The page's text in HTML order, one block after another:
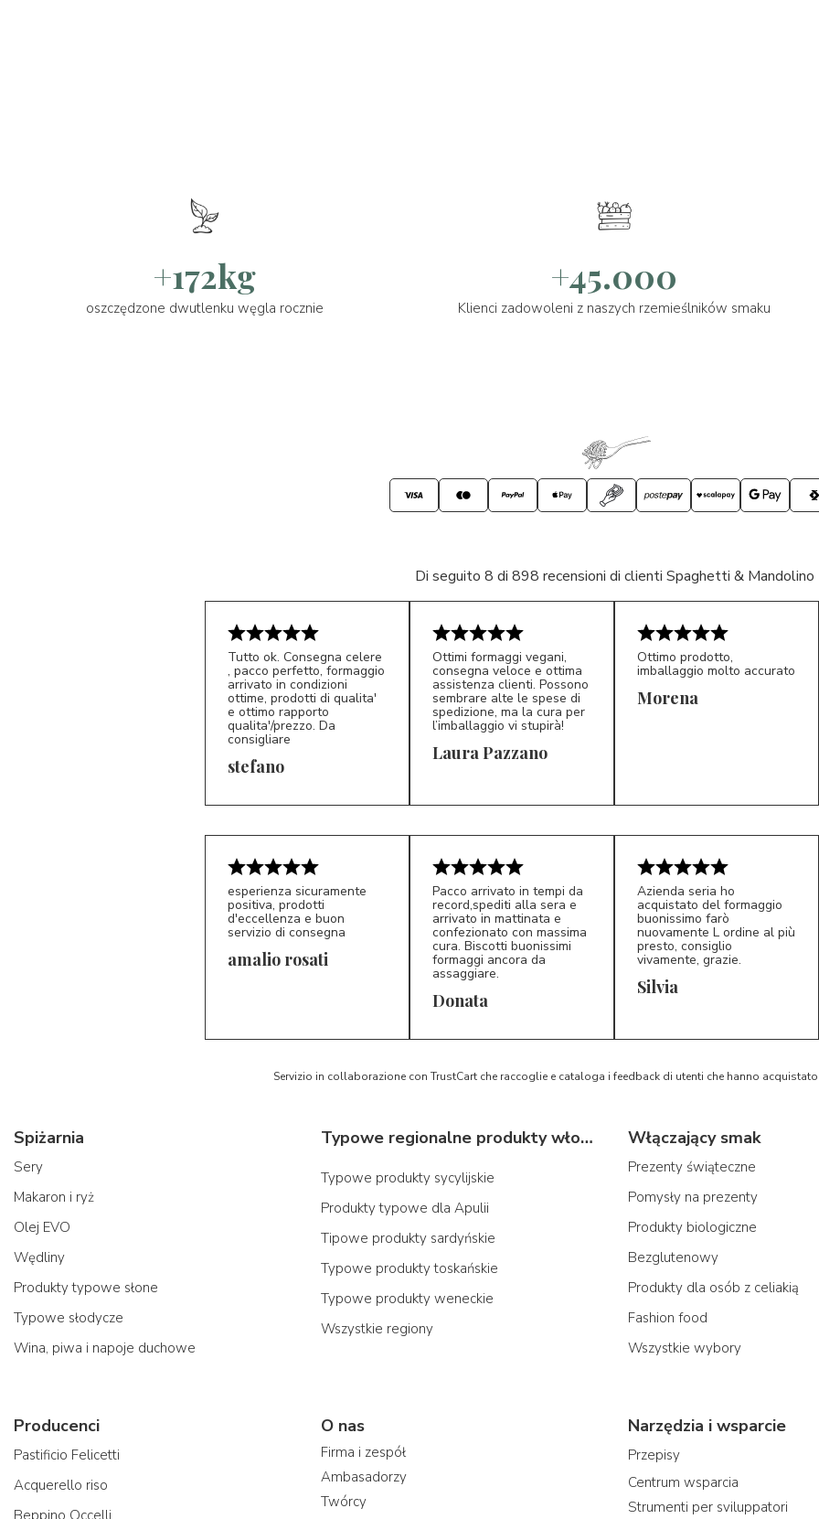
+172kg
oszczędzone dwutlenku węgla rocznie
+45.000
Klienci zadowoleni z naszych rzemieślników smaku
Di seguito 8 di 898 recensioni di clienti Spaghetti & Mandolino
S*
Tutto ok. Consegna celere
, pacco perfetto, formaggio
arrivato in condizioni
ottime, prodotti di qualita'
e ottimo rapporto
qualita'/prezzo. Da
consigliare
stefano LP 5/5
Ottimi formaggi vegani,
consegna veloce e ottima
assistenza clienti. Possono
sembrare alte le spese di
spedizione, ma la cura per
l’imballaggio vi stupirà!
Laura Pazzano
Ottimo prodotto,
imballaggio molto accurato
Morena
esperienza sicuramente
positiva, prodotti
d'eccellenza e buon
servizio di consegna
amalio rosati
D*
Pacco arrivato in tempi da
record,spediti alla sera e
arrivato in mattinata e
confezionato con massima
cura. Biscotti buonissimi
formaggi ancora da
assaggiare.
Donata S*
Azienda seria ho
acquistato del formaggio
buonissimo farò
nuovamente L ordine al più
presto, consiglio
vivamente, grazie.
Silvia
Servizio in collaborazione con TrustCart che raccoglie e cataloga i feedback di utenti che hanno
Spiżarnia
Sery
Makaron i ryż
Olej EVO
Wędliny
Produkty typowe słone
Typowe słodycze
Wina, piwa i napoje duchowe
Typowe regionalne produkty włoskie
Typowe produkty sycylijskie
Produkty typowe dla Apulii
Tipowe produkty sardyńskie
Typowe produkty toskańskie
Typowe produkty weneckie
Wszystkie regiony
Włączający smak
Prezenty świąteczne
Pomysły na prezenty
Produkty biologiczne
Bezglutenowy
Produkty dla osób z celiakią
Fashion food
Wszystkie wybory
Producenci
Pastificio Felicetti
Acquerello riso
O nas
Firma i zespół
Ambasadorzy
Twórcy
Narzędzia i wsparcie
Przepisy
Centrum wsparcia
Strumenti per sviluppatori